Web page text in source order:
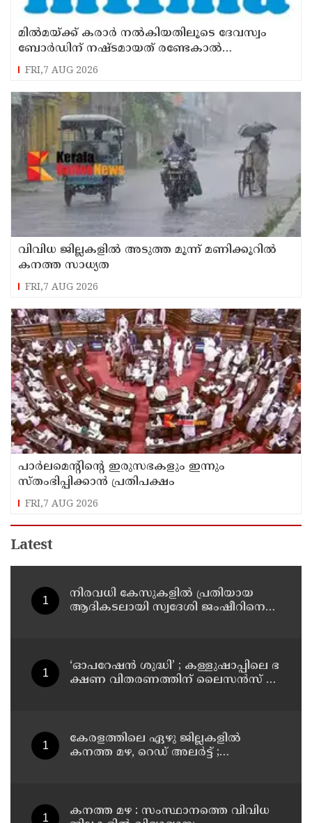
മില്‍മയ്ക്ക് കരാര്‍ നല്‍കിയതിലൂടെ ദേവസ്വം
ബോര്‍ഡിന് നഷ്ടമായത് രണ്ടേകാല്‍
കോടിയിലധികം രൂപ
FRI,7 AUG 2026
വിവിധ ജില്ലകളില്‍ അടുത്ത മൂന്ന് മണിക്കൂറില്‍
കനത്ത സാധ്യത
FRI,7 AUG 2026
പാര്‍ലമെന്റിന്റെ ഇരുസഭകളും ഇന്നും
സ്തംഭിപ്പിക്കാന്‍ പ്രതിപക്ഷം
FRI,7 AUG 2026
Latest
നിരവധി കേസുകളിൽ പ്രതിയായ
ആദികടലായി സ്വദേശി ജംഷീറിനെ
‘ഓ​പ​റേ​ഷ​ൻ ശു​ദ്ധി’ ; ക​ള്ളു​ഷാ​പ്പി​ലെ ഭ​
ക്ഷ​ണ വി​ത​ര​ണ​ത്തി​ന് ലൈ​സ​ൻ​സ് നി​
കേരളത്തിലെ ഏഴു ജില്ലകളിൽ
കനത്ത മഴ, റെഡ് അലർട്ട് ;
കനത്ത മഴ : സംസ്ഥാനത്തെ വിവിധ